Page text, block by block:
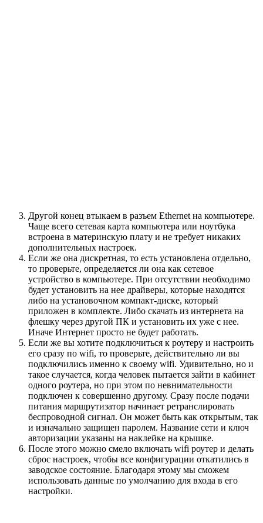
Другой конец втыкаем в разъем Ethernet на компьютере.
Чаще всего сетевая карта компьютера или ноутбука
встроена в материнскую плату и не требует никаких
дополнительных настроек.
Если же она дискретная, то есть установлена отдельно,
то проверьте, определяется ли она как сетевое
устройство в компьютере. При отсутствии необходимо
будет установить на нее драйверы, которые находятся
либо на установочном компакт-диске, который
приложен в комплекте. Либо скачать из интернета на
флешку через другой ПК и установить их уже с нее.
Иначе Интернет просто не будет работать.
Если же вы хотите подключиться к роутеру и настроить
его сразу по wifi, то проверьте, действительно ли вы
подключились именно к своему wifi. Удивительно, но и
такое случается, когда человек пытается зайти в кабинет
одного роутера, но при этом по невнимательности
подключен к совершенно другому. Сразу после подачи
питания маршрутизатор начинает ретранслировать
беспроводной сигнал. Он может быть как открытым, так
и изначально защищен паролем. Название сети и ключ
авторизации указаны на наклейке на крышке.
После этого можно смело включать wifi роутер и делать
сброс настроек, чтобы все конфигурации откатились в
заводское состояние. Благодаря этому мы сможем
использовать данные по умолчанию для входа в его
настройки.